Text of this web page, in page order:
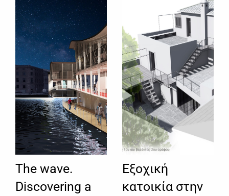
The wave.
Discovering a
Εξοχική
κατοικία στην